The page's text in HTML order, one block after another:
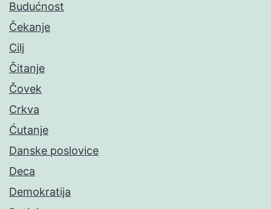
Budućnost
Čekanje
Cilj
Čitanje
Čovek
Crkva
Ćutanje
Danske poslovice
Deca
Demokratija